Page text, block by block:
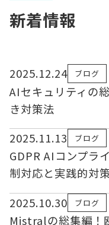
新着情報
2025.12.24 ブログ
AIセキュリティの
き対策法
2025.11.13
ブログ
GDPR AIコンプラ
制対応と実践的対
2025.10.30
ブログ
Mistralの総集編！